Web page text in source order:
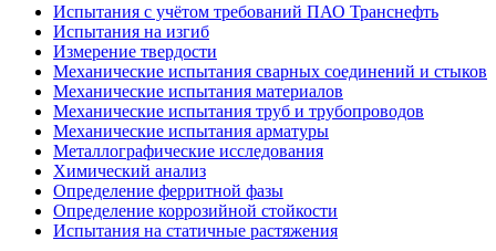
Испытания с учётом требований ПАО Транснефть
Испытания на изгиб
Измерение твердости
Механические испытания сварных соединений и стыков
Механические испытания материалов
Механические испытания труб и трубопроводов
Механические испытания арматуры
Металлографические исследования
Химический анализ
Определение ферритной фазы
Определение коррозийной стойкости
Испытания на статичные растяжения